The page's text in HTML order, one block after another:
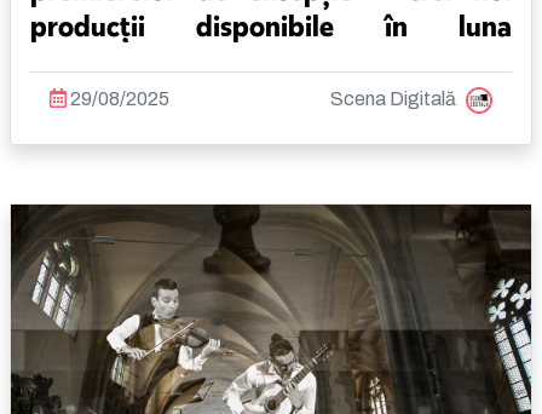
producții disponibile în luna
septembrie
29/08/2025 Scena Digitală